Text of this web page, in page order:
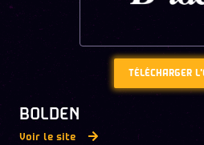
TÉLÉCHARGER
BOLDEN
Voir le site